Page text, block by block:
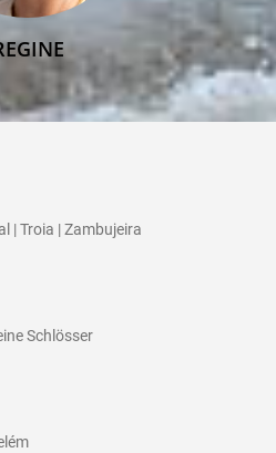
| Troia | Zambujeira
Schlösser